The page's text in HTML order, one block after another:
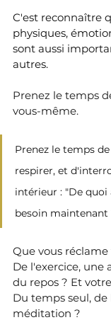
C'est reconnaître
physiques,
sont aussi
autres.
Prenez le temps
vous-même.
Prenez le temps
respirer, et
intérieur : "De
besoin maintenant
Que vous réclame
De l'exercice, une
du repos ? Et
Du temps seul, de
méditation ?